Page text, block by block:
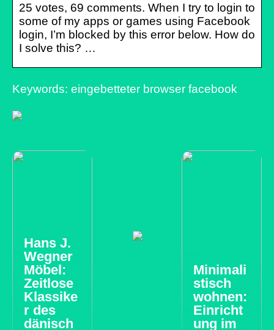
25 votes, 69 comments. When I try to login to
some of my apps or games using Facebook
login, I’m blocked by this error below. How do
I solve this? …
Keywords: eingebetteter browser facebook
Hans J.
Wegner
Möbel:
Zeitlose
Klassike
r des
dänisch
Minimali
stisch
wohnen:
Einricht
ung im